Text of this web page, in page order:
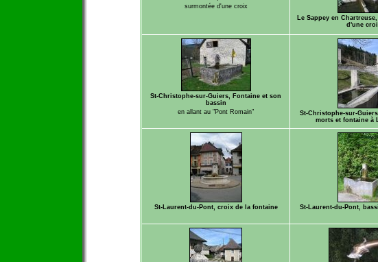
surmontée d'une croix
Le Sappey en
d'une
St-Christophe-sur-Guiers, Fontaine et son
bassin
en allant au "Pont Romain"
St-Christophe-sur-
morts et fontaine à
St-Laurent-du-Pont, croix de la fontaine St-Laurent-du-Pont,